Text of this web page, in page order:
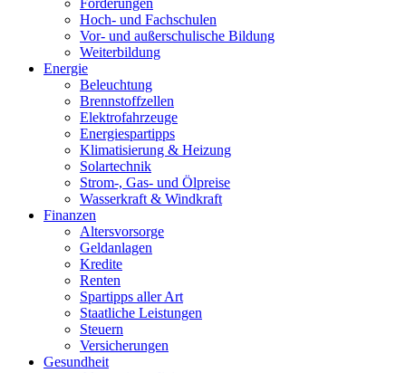
Förderungen
Hoch- und Fachschulen
Vor- und außerschulische Bildung
Weiterbildung
Energie
Beleuchtung
Brennstoffzellen
Elektrofahrzeuge
Energiespartipps
Klimatisierung & Heizung
Solartechnik
Strom-, Gas- und Ölpreise
Wasserkraft & Windkraft
Finanzen
Altersvorsorge
Geldanlagen
Kredite
Renten
Spartipps aller Art
Staatliche Leistungen
Steuern
Versicherungen
Gesundheit